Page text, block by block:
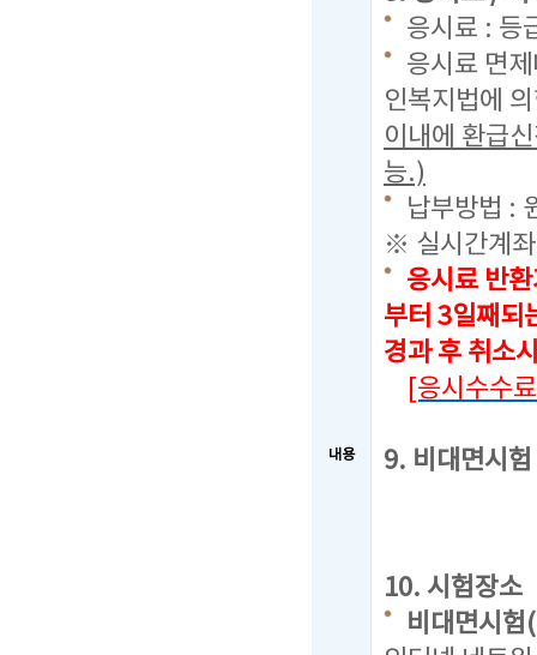
내용
응시료 : 등
응시료 면
인복지법에
이내에 환급
능.)
납부방법 :
※ 실시간계좌
응시료 반
부터 3일째되
경과 후 취소
[응시수수
9. 비대면시
10. 시험장소
비대면시험